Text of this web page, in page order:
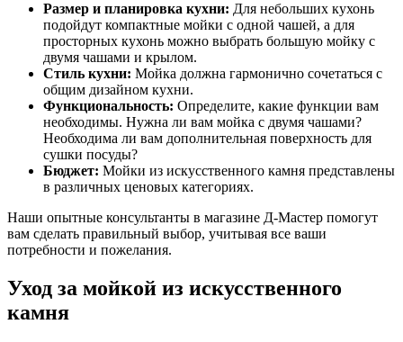
Размер и планировка кухни: Для небольших кухонь
подойдут компактные мойки с одной чашей, а для
просторных кухонь можно выбрать большую мойку с
двумя чашами и крылом.
Стиль кухни: Мойка должна гармонично сочетаться с
общим дизайном кухни.
Функциональность: Определите, какие функции вам
необходимы. Нужна ли вам мойка с двумя чашами?
Необходима ли вам дополнительная поверхность для
сушки посуды?
Бюджет: Мойки из искусственного камня представлены
в различных ценовых категориях.
Наши опытные консультанты в магазине Д-Мастер помогут
вам сделать правильный выбор, учитывая все ваши
потребности и пожелания.
Уход за мойкой из искусственного
камня